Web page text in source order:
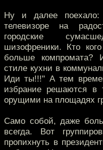
Ну и далее
телевизоре на
городские
шизофреники. Кто
больше компромата?
стиле кухни в
Иди ты!!!" А тем
избрание решаются в
орущими на площадях
Само собой, даже
всегда. Вот
пропихнуть в